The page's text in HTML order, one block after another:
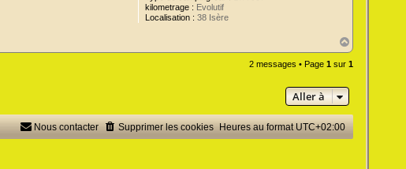
kilometrage : Evolutif
Localisation : 38 Isère
a
u
2 messages • Page 1sur 1
Aller à
Heures au formatUTC+02:00
Supprimer les cookies
Nous contacter